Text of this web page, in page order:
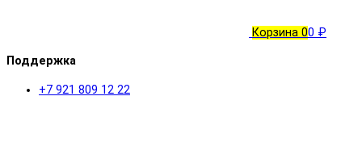
Корзина 00 ₽
Поддержка
+7 921 809 12 22